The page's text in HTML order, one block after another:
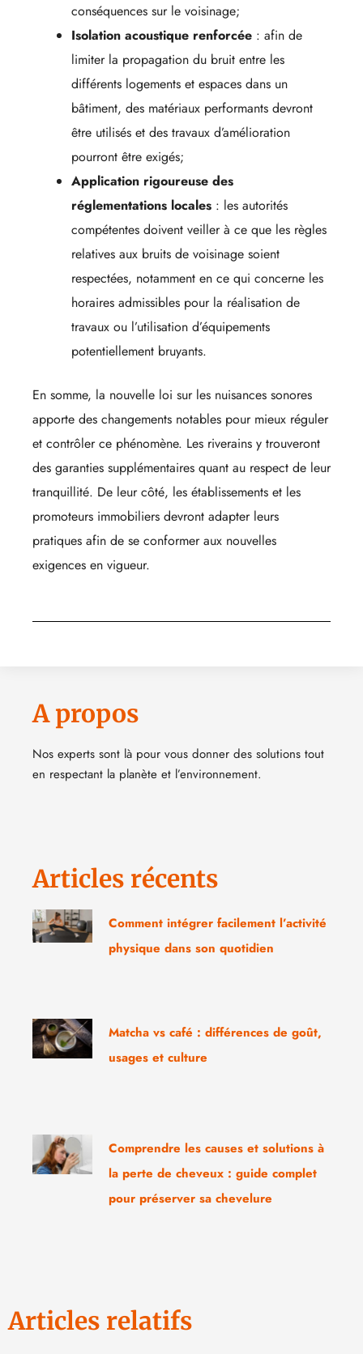
conséquences sur le voisinage;
Isolation acoustique renforcée : afin de
limiter la propagation du bruit entre les
différents logements et espaces dans un
bâtiment, des matériaux performants devront
être utilisés et des travaux d’amélioration
pourront être exigés;
Application rigoureuse des
réglementations locales : les autorités
compétentes doivent veiller à ce que les règles
relatives aux bruits de voisinage soient
respectées, notamment en ce qui concerne les
horaires admissibles pour la réalisation de
travaux ou l’utilisation d’équipements
potentiellement bruyants.
En somme, la nouvelle loi sur les nuisances sonores
apporte des changements notables pour mieux réguler
et contrôler ce phénomène. Les riverains y trouveront
des garanties supplémentaires quant au respect de leur
tranquillité. De leur côté, les établissements et les
promoteurs immobiliers devront adapter leurs
pratiques afin de se conformer aux nouvelles
exigences en vigueur.
A propos
Nos experts sont là pour vous donner des solutions tout
en respectant la planète et l’environnement.
Articles récents
Comment intégrer facilement l’activité
physique dans son quotidien
Matcha vs café : différences de goût,
usages et culture
Comprendre les causes et solutions à
la perte de cheveux : guide complet
pour préserver sa chevelure
Articles relatifs